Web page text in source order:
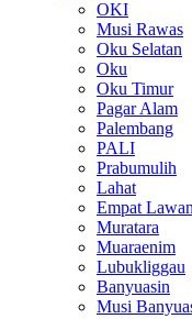
OKI
Musi Rawas
Oku Selatan
Oku
Oku Timur
Pagar Alam
Palembang
PALI
Prabumulih
Lahat
Empat
Muratara
Muaraenim
Lubukliggau
Banyuasin
Musi